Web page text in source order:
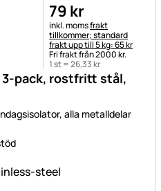
3-pack, rostfritt stål,
alla metalldelar
79 kr
Skatteinformation:
inkl. momsfrakt
tillkommer; standard
frakt upp till 5 kg: 65 kr
Fri frakt från 2000 kr.
1 st =26,33kr